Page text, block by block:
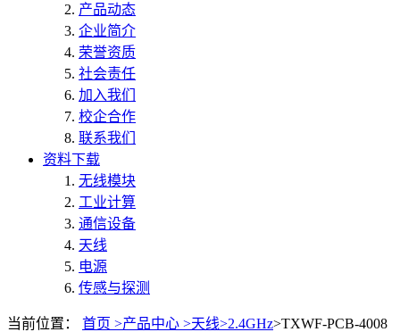
产品动态
企业简介
荣誉资质
社会责任
加入我们
校企合作
联系我们
资料下载
无线模块
工业计算
通信设备
天线
电源
传感与探测
当前位置： 首页 >产品中心 >天线>2.4GHz>TXWF-PCB-4008